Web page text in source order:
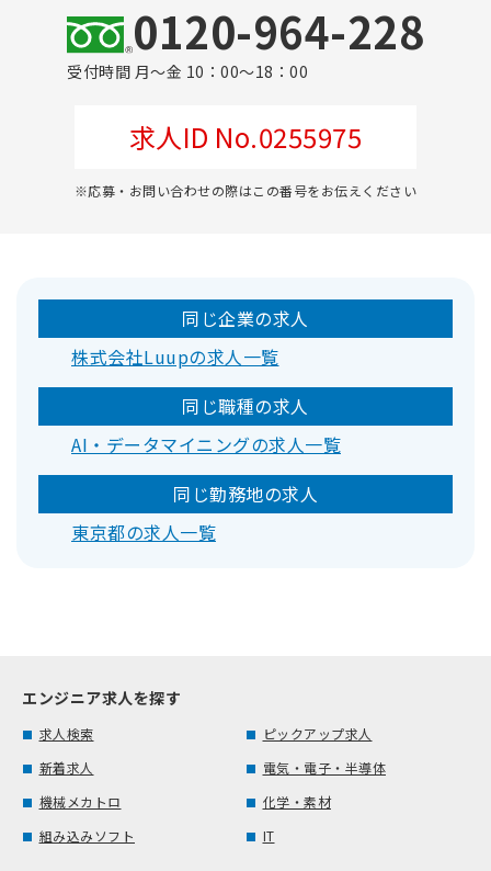
0120-964-228
受付時間 月～金 10：00～18：00
求人ID No.0255975
※応募・お問い合わせの際はこの番号をお伝えください
同じ企業の求人
株式会社Luupの求人一覧
同じ職種の求人
AI・データマイニングの求人一覧
同じ勤務地の求人
東京都の求人一覧
エンジニア求人を探す
求人検索
ピックアップ求人
新着求人
電気・電子・半導体
機械メカトロ
化学・素材
組み込みソフト
IT